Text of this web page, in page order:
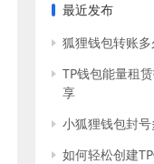
最近发布
狐狸钱包转账
TP钱包能量租
享
小狐狸钱包封
如何轻松创建